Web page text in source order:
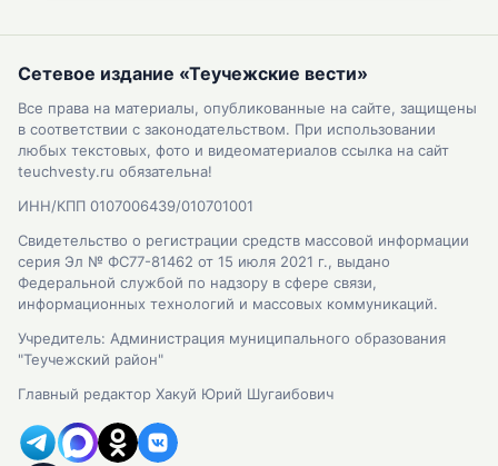
Сетевое издание «Теучежские вести»
Все права на материалы, опубликованные на сайте, защищены
в соответствии с законодательством. При использовании
любых текстовых, фото и видеоматериалов ссылка на сайт
teuchvesty.ru обязательна!
ИНН/КПП 0107006439/010701001
Свидетельство о регистрации средств массовой информации
серия Эл № ФС77-81462 от 15 июля 2021 г., выдано
Федеральной службой по надзору в сфере связи,
информационных технологий и массовых коммуникаций.
Учредитель: Администрация муниципального образования
"Теучежский район"
Главный редактор Хакуй Юрий Шугаибович